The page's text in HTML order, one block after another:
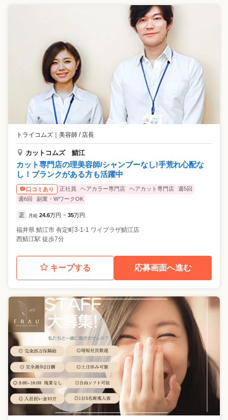
トライコムズ ｜ 美容師 / 店長
カットコムズ 鯖江
カット専門店の理美容師/シャンプーなし!手荒れ心配な
し！ブランクがある方も活躍中
口コミあり 正社員 ヘアカラー専門店 ヘアカット専門店
週5回
週6回
副業・WワークOK
正 月給 24.6万円 ~ 35万円
福井県 鯖江市 有定町3-1-1 ワイプラザ鯖江店
西鯖江駅 徒歩7分
キープする 応募画面へ進む